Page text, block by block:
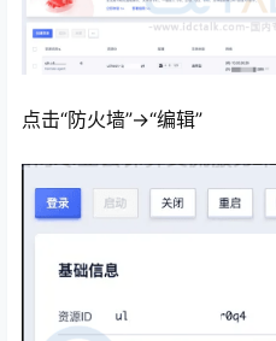
点击“防火墙”→“编辑”